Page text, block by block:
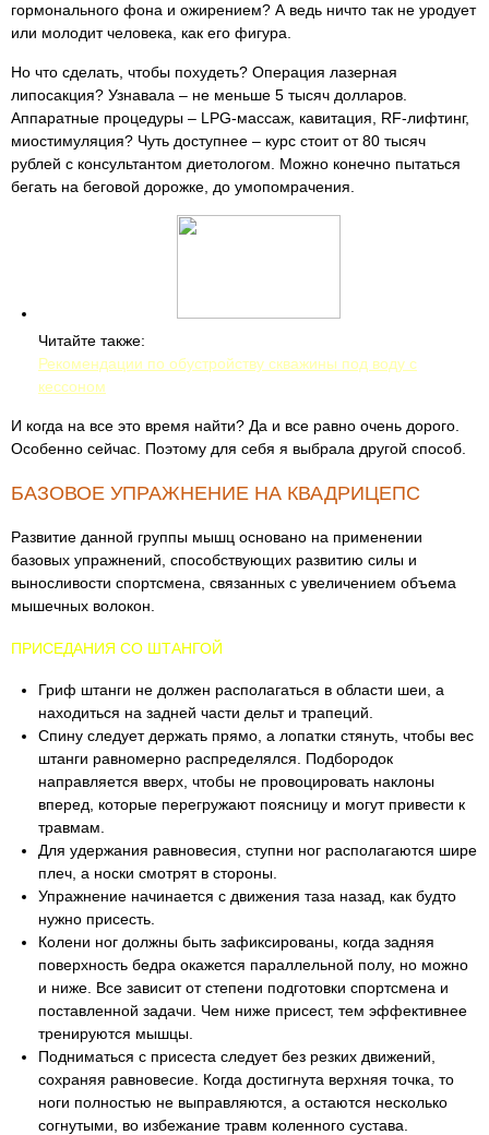
гормонального фона и ожирением? А ведь ничто так не уродует
или молодит человека, как его фигура.
Но что сделать, чтобы похудеть? Операция лазерная
липосакция? Узнавала – не меньше 5 тысяч долларов.
Аппаратные процедуры – LPG-массаж, кавитация, RF-лифтинг,
миостимуляция? Чуть доступнее – курс стоит от 80 тысяч
рублей с консультантом диетологом. Можно конечно пытаться
бегать на беговой дорожке, до умопомрачения.
Читайте также:
Рекомендации по обустройству скважины под воду с
кессоном
И когда на все это время найти? Да и все равно очень дорого.
Особенно сейчас. Поэтому для себя я выбрала другой способ.
БАЗОВОЕ УПРАЖНЕНИЕ НА КВАДРИЦЕПС
Развитие данной группы мышц основано на применении
базовых упражнений, способствующих развитию силы и
выносливости спортсмена, связанных с увеличением объема
мышечных волокон.
ПРИСЕДАНИЯ СО ШТАНГОЙ
Гриф штанги не должен располагаться в области шеи, а
находиться на задней части дельт и трапеций.
Спину следует держать прямо, а лопатки стянуть, чтобы вес
штанги равномерно распределялся. Подбородок
направляется вверх, чтобы не провоцировать наклоны
вперед, которые перегружают поясницу и могут привести к
травмам.
Для удержания равновесия, ступни ног располагаются шире
плеч, а носки смотрят в стороны.
Упражнение начинается с движения таза назад, как будто
нужно присесть.
Колени ног должны быть зафиксированы, когда задняя
поверхность бедра окажется параллельной полу, но можно
и ниже. Все зависит от степени подготовки спортсмена и
поставленной задачи. Чем ниже присест, тем эффективнее
тренируются мышцы.
Подниматься с присеста следует без резких движений,
сохраняя равновесие. Когда достигнута верхняя точка, то
ноги полностью не выправляются, а остаются несколько
согнутыми, во избежание травм коленного сустава.